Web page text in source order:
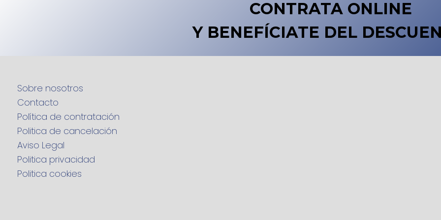
CONTRATA ONLINE
Y BENEFÍCIATE DEL
Sobre nosotros
Contacto
Política de contratación
Politica de cancelación
Aviso Legal
Politica privacidad
Politica cookies